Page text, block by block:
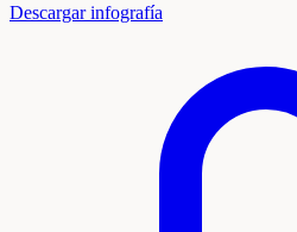
Descargar infografía